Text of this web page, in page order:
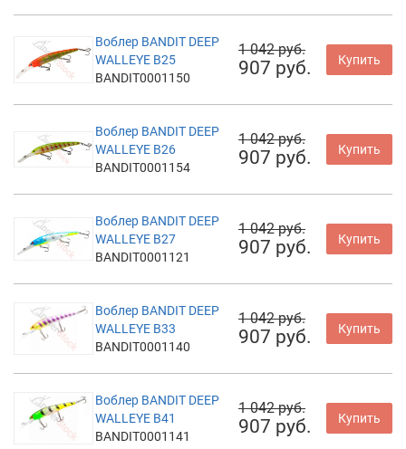
Воблер BANDIT DEEP
WALLEYE B25
BANDIT0001150
1 042 руб.
907 руб. Купить
Воблер BANDIT DEEP
WALLEYE B26
BANDIT0001154
1 042 руб.
907 руб. Купить
Воблер BANDIT DEEP
WALLEYE B27
BANDIT0001121
1 042 руб.
907 руб. Купить
Воблер BANDIT DEEP
WALLEYE B33
BANDIT0001140
1 042 руб.
907 руб. Купить
Воблер BANDIT DEEP
WALLEYE B41
BANDIT0001141
1 042 руб.
907 руб. Купить